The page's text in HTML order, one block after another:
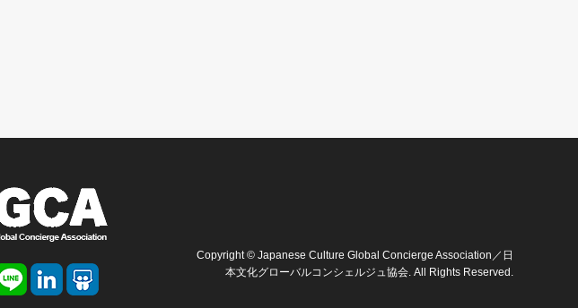
Copyright © Japanese Culture Global Concierge Association／日
本文化グローバルコンシェルジュ協会 . All Rights Reserved.